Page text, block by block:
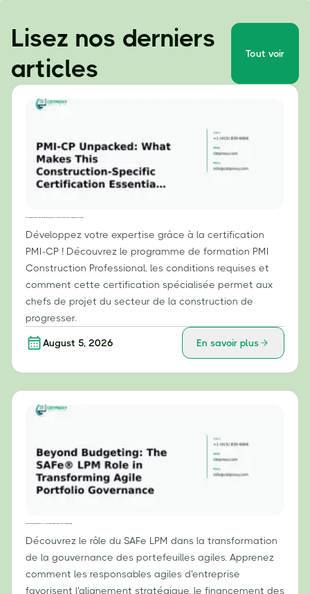
Lisez nos derniers
articles
Tout voir
Développez votre expertise grâce à la certification
PMI-CP ! Découvrez le programme de formation PMI
Construction Professional, les conditions requises et
comment cette certification spécialisée permet aux
chefs de projet du secteur de la construction de
progresser.
August 5, 2026 En savoir plus
Découvrez le rôle du SAFe LPM dans la transformation
de la gouvernance des portefeuilles agiles. Apprenez
comment les responsables agiles d'entreprise
favorisent l'alignement stratégique, le financement des